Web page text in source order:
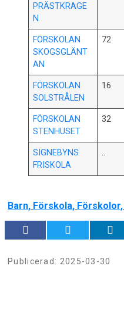
PRÄSTKRAGE
N
FÖRSKOLAN
SKOGSGLÄNT
AN
72
FÖRSKOLAN
SOLSTRÅLEN
16
FÖRSKOLAN
STENHUSET
32
SIGNEBYNS
FRISKOLA
..
Barn, Förskola, Förskolor,
Publicerad: 2025-03-30